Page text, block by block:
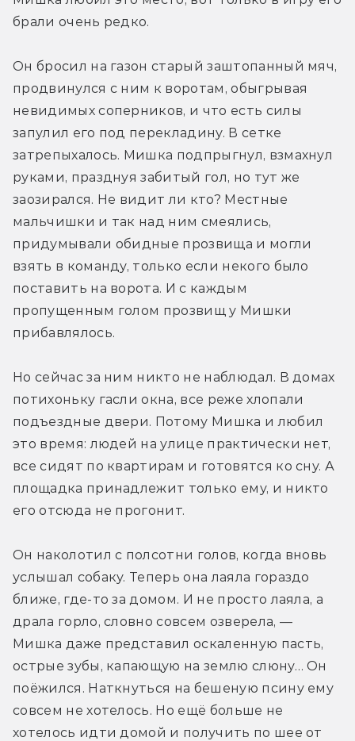
брали очень редко.
Он бросил на газон старый заштопанный мяч,
продвинулся с ним к воротам, обыгрывая
невидимых соперников, и что есть силы
запулил его под перекладину. В сетке
затрепыхалось. Мишка подпрыгнул, взмахнул
руками, празднуя забитый гол, но тут же
заозирался. Не видит ли кто? Местные
мальчишки и так над ним смеялись,
придумывали обидные прозвища и могли
взять в команду, только если некого было
поставить на ворота. И с каждым
пропущенным голом прозвищ у Мишки
прибавлялось.
Но сейчас за ним никто не наблюдал. В домах
потихоньку гасли окна, все реже хлопали
подъездные двери. Потому Мишка и любил
это время: людей на улице практически нет,
все сидят по квартирам и готовятся ко сну. А
площадка принадлежит только ему, и никто
его отсюда не прогонит.
Он наколотил с полсотни голов, когда вновь
услышал собаку. Теперь она лаяла гораздо
ближе, где-то за домом. И не просто лаяла, а
драла горло, словно совсем озверела, —
Мишка даже представил оскаленную пасть,
острые зубы, капающую на землю слюну… Он
поёжился. Наткнуться на бешеную псину ему
совсем не хотелось. Но ещё больше не
хотелось идти домой и получить по шее от